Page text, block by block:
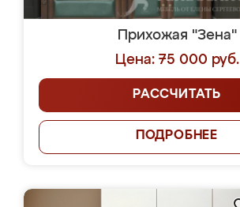
Прихожая "Зена"
Цена: 75 000 руб.
РАССЧИТАТЬ
ПОДРОБНЕЕ